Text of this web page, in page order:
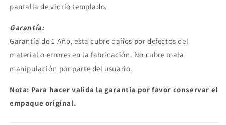
pantalla de vidrio templado.
Garantía:
Garantía de 1 Año, esta cubre daños por defectos del
material o errores en la fabricación. No cubre mala
manipulación por parte del usuario.
Nota: Para hacer valida la garantia por favor conservar el
empaque original.